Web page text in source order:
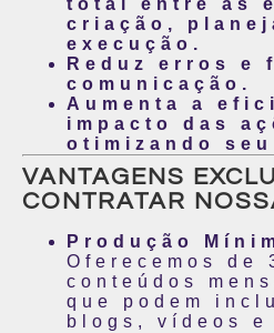
total entre as
criação,
execução.
Reduz erros e
comunicação.
Aumenta a
impacto das
otimizando
VANTAGENS
CONTRATAR
Produção
Oferecemos de
conteúdos
que podem
blogs, vídeos e